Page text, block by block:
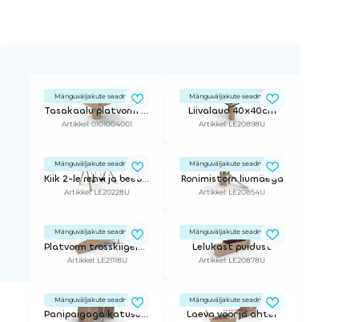
Mänguväljakute seadmed
Tasakaalu platvorm ø:36cm
Artikkel: 0101004001
Mänguväljakute seadmed
Liivalaud 40x40cm
Artikkel: LE20898U
Mänguväljakute seadmed
Kiik 2-le rehvi ja beebikiigega
Artikkel: LE20228U
Mänguväljakute seadmed
Ronimistorn liumäega
Artikkel: LE20854U
Mänguväljakute seadmed
Platvorm trosskiigele - h 60 cm
Artikkel: LE21118U
Mänguväljakute seadmed
Lelukast puidust
Artikkel: LE20878U
Mänguväljakute seadmed
Panipaigaga katusealune
Mänguväljakute seadmed
Laeva vöör ja ahter